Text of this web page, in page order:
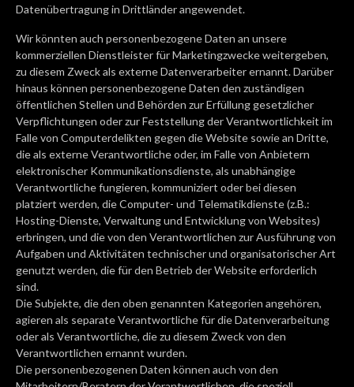
Datenübertragung in Drittländer angewendet.
Wir könnten auch personenbezogene Daten an unsere
kommerziellen Dienstleister für Marketingzwecke weitergeben,
zu diesem Zweck als externe Datenverarbeiter ernannt. Darüber
hinaus können personenbezogene Daten den zuständigen
öffentlichen Stellen und Behörden zur Erfüllung gesetzlicher
Verpflichtungen oder zur Feststellung der Verantwortlichkeit im
Falle von Computerdelikten gegen die Website sowie an Dritte,
die als externe Verantwortliche oder, im Falle von Anbietern
elektronischer Kommunikationsdienste, als unabhängige
Verantwortliche fungieren, kommuniziert oder bei diesen
platziert werden, die Computer- und Telematikdienste (z.B.:
Hosting-Dienste, Verwaltung und Entwicklung von Websites)
erbringen, und die von den Verantwortlichen zur Ausführung von
Aufgaben und Aktivitäten technischer und organisatorischer Art
genutzt werden, die für den Betrieb der Website erforderlich
sind.
Die Subjekte, die den oben genannten Kategorien angehören,
agieren als separate Verantwortliche für die Datenverarbeitung
oder als Verantwortliche, die zu diesem Zweck von den
Verantwortlichen ernannt wurden.
Die personenbezogenen Daten können auch von den